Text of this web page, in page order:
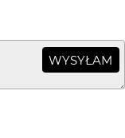
WYSYŁAM